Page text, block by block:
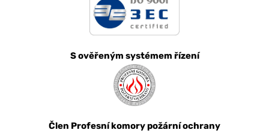
S ověřeným systémem řízení
Člen Profesní komory požární ochrany